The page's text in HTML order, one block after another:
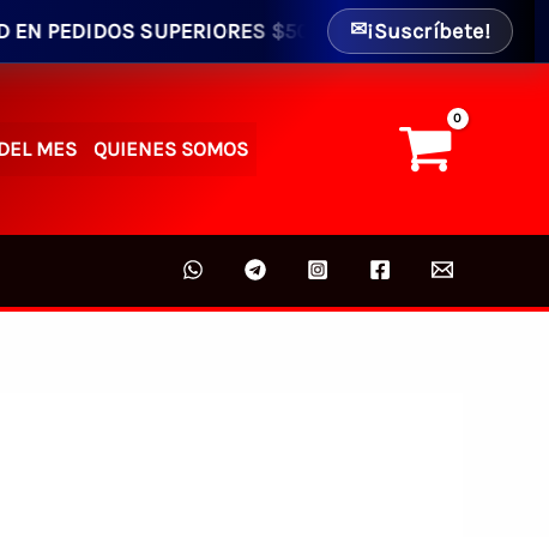
SUPERIORES $50.00 - ENVIO GRATIS AL
✉¡Suscríbete!
MES QUIENES SOMOS